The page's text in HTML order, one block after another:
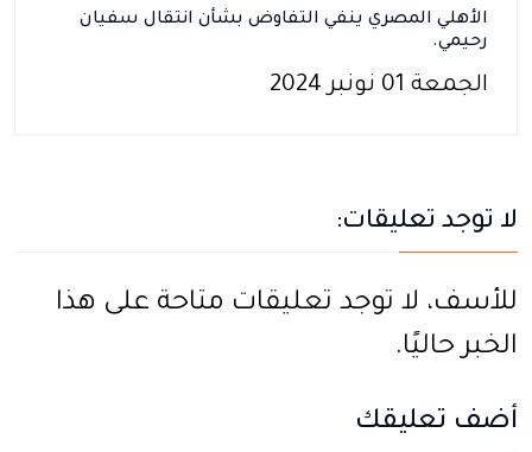
الأهلي المصري ينفي التفاوض بشأن انتقال سفيان
رحيمي.
الجمعة 01 نونبر 2024
لا توجد تعليقات:
للأسف، لا توجد تعليقات متاحة على هذا
الخبر حاليًا.
أضف تعليقك